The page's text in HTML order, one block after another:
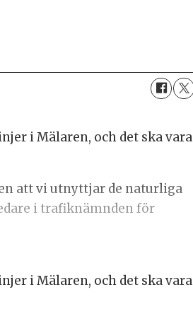
i Mälaren, och det ska vara
att vi utnyttjar de naturliga
i trafiknämnden för
i Mälaren, och det ska vara